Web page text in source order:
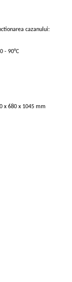
cazanului:
- 90°C
x 680 x 1045 mm